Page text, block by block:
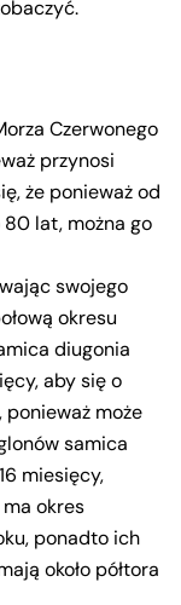
Czerwonego
przynosi
że ponieważ od
80 lat, można go
swojego
okresu
diugonia
aby się o
może
samica
miesięcy,
okres
ponadto ich
około półtora